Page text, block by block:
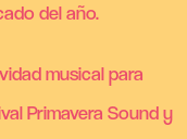
del año.
musical para
Primavera Sound y